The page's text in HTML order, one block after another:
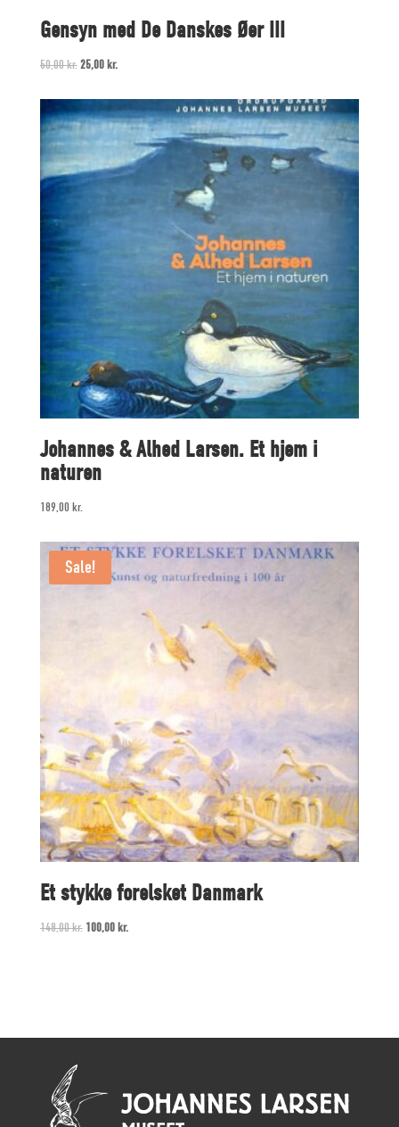
Gensyn med De Danskes Øer III
50,00kr.Original
was:
50,00 kr..
25,00 kr.Current
is:
25,00 kr..
Johannes & Alhed Larsen. Et hjem i
naturen
189,00 kr.
Sale!
Et stykke forelsket Danmark
148,00kr. Original
100,00 kr.Current